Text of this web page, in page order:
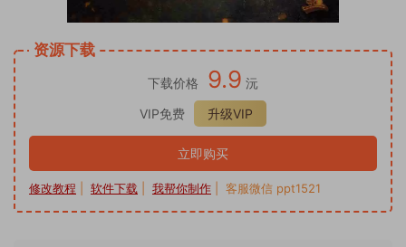
资源下载
下载价格 9.9 沅
VIP免费
升级VIP
立即购买
修改教程 软件下载 我帮你制作 | 客服微信 ppt1521